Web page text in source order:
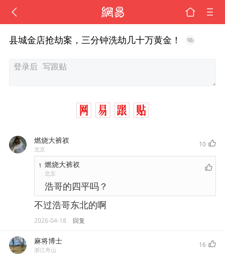
县城金店抢劫案，三分钟洗劫几十万黄金！
燃烧大裤衩
北京
10
1 燃烧大裤衩
北京
浩哥的四平吗？
不过浩哥东北的啊
2026-04-18 回复
麻将博士
浙江舟山
16